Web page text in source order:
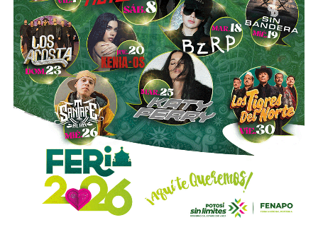
.
Sí hubo un fallo grande por parte de lasautoridades
viales municipales que no anunciaron a tiempo el tope
y no colocaron la señal hasta que ya estaba listo el muro
de los tormentos.
Sigue existiendo tardanza por parte de estas mismas
autoridades pararepintar o rescatar las señales que
no solo ahí, sino en toda la ciudad, están mal pintadas,
opacas, mal colocadas o tapadas por árboles
compartieron videos, que criticaron al